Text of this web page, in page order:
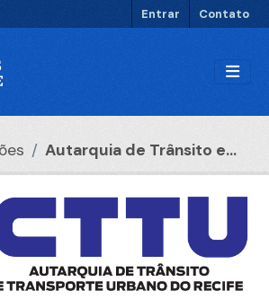
Entrar Contato
Autarquia de Trânsito e...